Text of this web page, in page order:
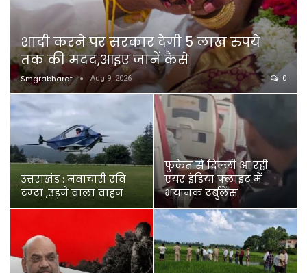
शादी करने पर सरकार देगी 5 लाख रुपये
तक की मदद,आइए जानें कैसे
Smgrabharat Aug 9, 2026 0
उत्तराखंड : नवाचारी रवि
टम्टा ,उड़ने वाला वाहन
फुकेत से दिल्ली आ रही
एयर इंडिया फ्लाइट में
भयानक टर्बुलेंस